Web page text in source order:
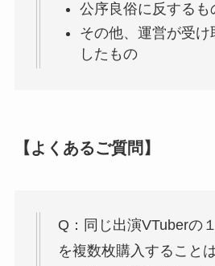
公序良俗に反するも
その他、運営が受
したもの
【よくあるご質問】
Q：同じ出演VTuberの
を複数枚購入すること